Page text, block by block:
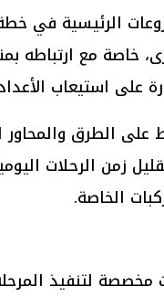
الرئيسية في
، خاصة مع ارتباطه
على استيعاب
الطرق والمحاور
زمن الرحلات
الخاصة.
لتنفيذ